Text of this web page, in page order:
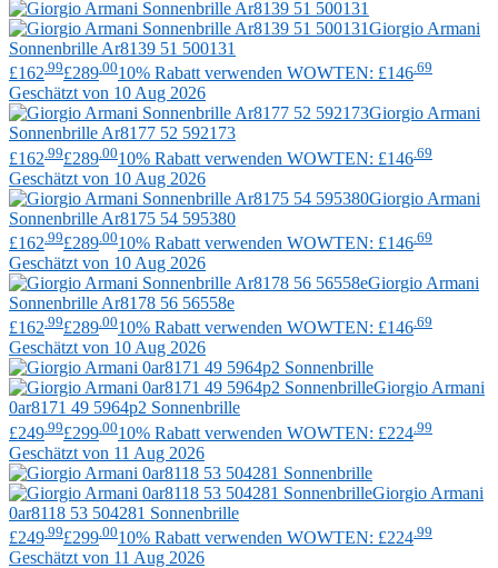
Giorgio Armani
Sonnenbrille Ar8139 51 500131
£162.99£289.0010% Rabatt verwenden WOWTEN: £146.69
Geschätzt von 10 Aug 2026
Giorgio Armani
Sonnenbrille Ar8177 52 592173
£162 .99£289 .0010% Rabatt verwenden WOWTEN: £146 .69
Geschätzt von 10 Aug 2026
Giorgio Armani
Sonnenbrille Ar8175 54 595380
£162 .99£289 .0010% Rabatt verwenden WOWTEN: £146 .69
Geschätzt von 10 Aug 2026
Giorgio Armani
Sonnenbrille Ar8178 56 56558e
£162.99£289.0010% Rabatt verwenden WOWTEN: £146.69
Geschätzt von 10 Aug 2026
Giorgio Armani
0ar8171 49 5964p2 Sonnenbrille
£249 .99£299 .0010% Rabatt verwenden WOWTEN: £224 .99
Geschätzt von 11 Aug 2026
Giorgio Armani
0ar8118 53 504281 Sonnenbrille
£249 .99£299 .0010% Rabatt verwenden WOWTEN: £224 .99
Geschätzt von 11 Aug 2026